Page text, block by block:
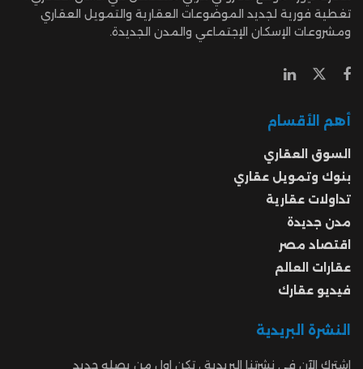
تغطية فورية لجديد الموضوعات العقارية والتمويل العقاري
ومشروعات الإسكان الإجتماعي والمدن الجديدة.
أهم الأقسام
السوق العقاري
بنوك وتمويل عقاري
تداولات عقارية
مدن جديدة
اقتصاد مصر
عقارات العالم
فيديو عقارك
النشرة البريدية
اشترك الآن في نشرتنا البريدية ، تكن اول من يصله جديد